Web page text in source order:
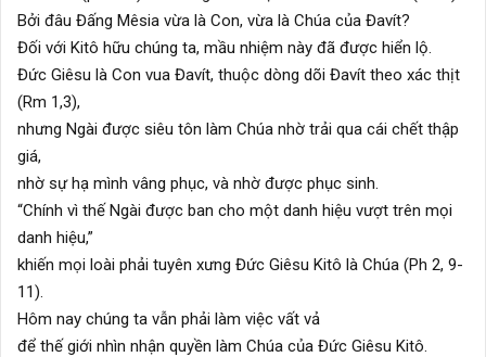
Bởi đâu Đấng Mêsia vừa là Con, vừa là Chúa của Đavít?
Đối với Kitô hữu chúng ta, mầu nhiệm này đã được hiển lộ.
Đức Giêsu là Con vua Đavít, thuộc dòng dõi Đavít theo xác thịt
(Rm 1,3),
nhưng Ngài được siêu tôn làm Chúa nhờ trải qua cái chết thập
giá,
nhờ sự hạ mình vâng phục, và nhờ được phục sinh.
“Chính vì thế Ngài được ban cho một danh hiệu vượt trên mọi
danh hiệu,”
khiến mọi loài phải tuyên xưng Đức Giêsu Kitô là Chúa (Ph 2, 9-
11).
Hôm nay chúng ta vẫn phải làm việc vất vả
để thế giới nhìn nhận quyền làm Chúa của Đức Giêsu Kitô.